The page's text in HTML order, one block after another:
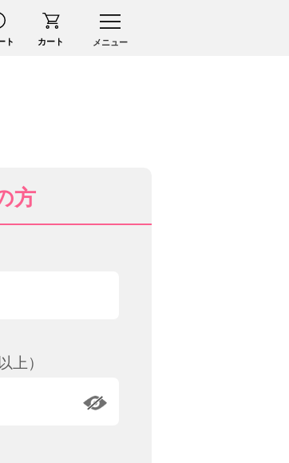
メニュー
ト カート
方
上）